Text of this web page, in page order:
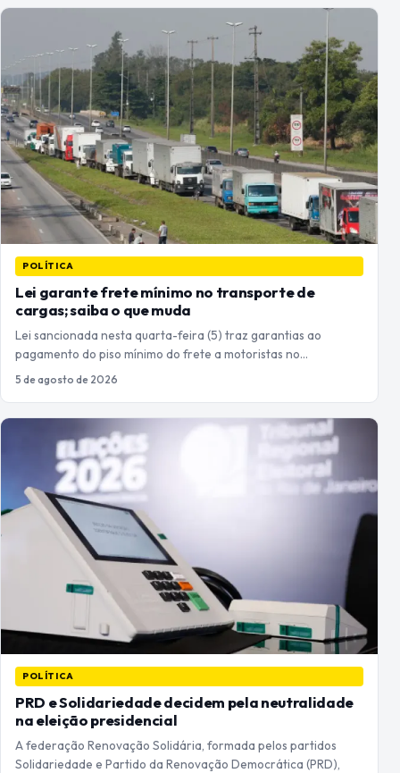
POLÍTICA
Lei garante frete mínimo no transporte de
cargas; saiba o que muda
Lei sancionada nesta quarta-feira (5) traz garantias ao
pagamento do piso mínimo do frete a motoristas no…
5 de agosto de 2026
POLÍTICA
PRD e Solidariedade decidem pela neutralidade
na eleição presidencial
A federação Renovação Solidária, formada pelos partidos
Solidariedade e Partido da Renovação Democrática (PRD),